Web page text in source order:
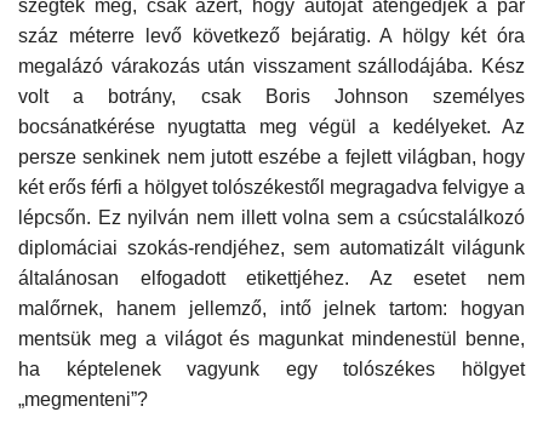
szegték meg, csak azért, hogy autóját átengedjék a pár
száz méterre levő következő bejáratig. A hölgy két óra
megalázó várakozás után visszament szállodájába. Kész
volt a botrány, csak Boris Johnson személyes
bocsánatkérése nyugtatta meg végül a kedélyeket. Az
persze senkinek nem jutott eszébe a fejlett világban, hogy
két erős férfi a hölgyet tolószékestől megragadva felvigye a
lépcsőn. Ez nyilván nem illett volna sem a csúcstalálkozó
diplomáciai szokás-rendjéhez, sem automatizált világunk
általánosan elfogadott etikettjéhez. Az esetet nem
malőrnek, hanem jellemző, intő jelnek tartom: hogyan
mentsük meg a világot és magunkat mindenestül benne,
ha képtelenek vagyunk egy tolószékes hölgyet
„megmenteni”?